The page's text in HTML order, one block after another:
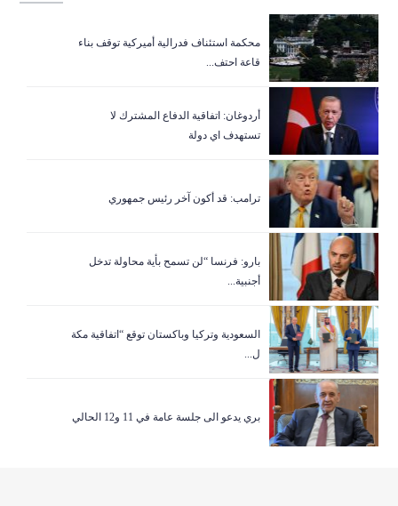
‏محكمة استئناف فدرالية أميركية توقف بناء
قاعة احتف...
أردوغان: اتفاقية الدفاع المشترك لا
تستهدف اي دولة
ترامب: قد أكون آخر رئيس جمهوري
بارو: فرنسا “لن تسمح بأية محاولة تدخل
أجنبية...
السعودية وتركيا وباكستان توقع “اتفاقية مكة
ل...
بري يدعو الى جلسة عامة في 11 و12 الحالي